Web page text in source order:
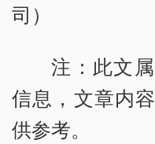
司）
注：此文
信息，文章内
供参考。